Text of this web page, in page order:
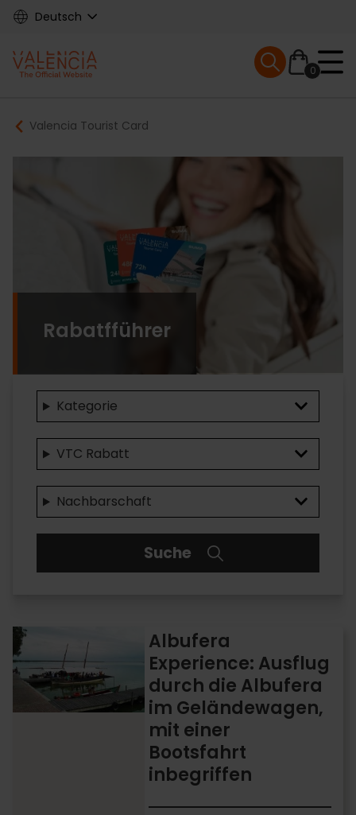
Skip
content
Deutsch
Main
navigation
0
Mobile menu
Breadcrumb
Valencia Tourist Card
Rabatfführer
Kategorie
VTC Rabatt
Nachbarschaft
Suche
Albufera
Experience: Ausflug
durch die Albufera
im Geländewagen,
mit einer
Bootsfahrt
inbegriffen
Albufera
Experience:
Ausflug
durch